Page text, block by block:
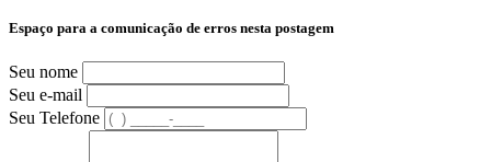
Espaço para a comunicação de erros nesta postagem
Seu nome
Seu e-mail
Seu Telefone